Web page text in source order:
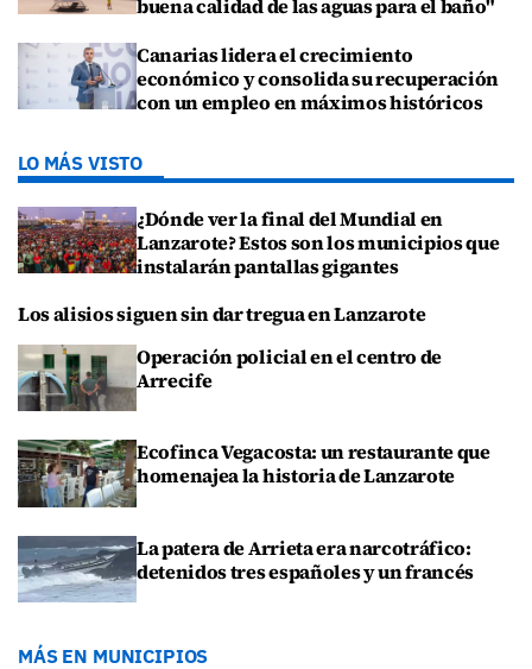
buena calidad de las aguas para el baño"
Canarias lidera el crecimiento
económico y consolida su recuperación
con un empleo en máximos históricos
LO MÁS VISTO
¿Dónde ver la final del Mundial en
Lanzarote? Estos son los municipios que
instalarán pantallas gigantes
Los alisios siguen sin dar tregua en Lanzarote
Operación policial en el centro de
Arrecife
Ecofinca Vegacosta: un restaurante que
homenajea la historia de Lanzarote
La patera de Arrieta era narcotráfico:
detenidos tres españoles y un francés
MÁS EN MUNICIPIOS